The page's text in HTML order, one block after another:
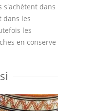
s'achètent dans
dans les
les
en conserve